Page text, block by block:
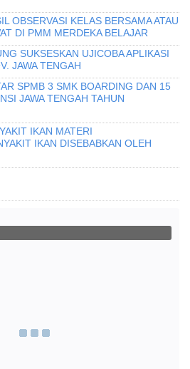
OBSERVASI KELAS BERSAMA ATAU
DI PMM MERDEKA BELAJAR
SUKSESKAN UJICOBA APLIKASI
JAWA TENGAH
SPMB 3 SMK BOARDING DAN 15
JAWA TENGAH TAHUN
IKAN MATERI
IKAN DISEBABKAN OLEH